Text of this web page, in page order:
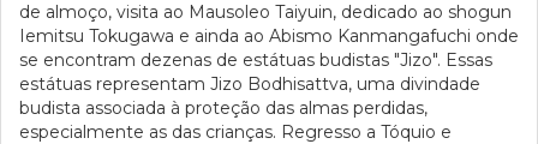
de almoço, visita ao Mausoleo Taiyuin, dedicado ao shogun
Iemitsu Tokugawa e ainda ao Abismo Kanmangafuchi onde
se encontram dezenas de estátuas budistas "Jizo". Essas
estátuas representam Jizo Bodhisattva, uma divindade
budista associada à proteção das almas perdidas,
especialmente as das crianças. Regresso a Tóquio e